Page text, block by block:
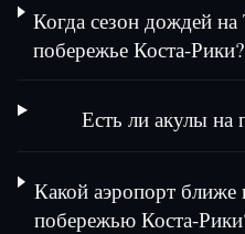
Когда сезон дождей
побережье Коста-Рики?
Есть ли акулы на
Какой аэропорт
побережью Коста-